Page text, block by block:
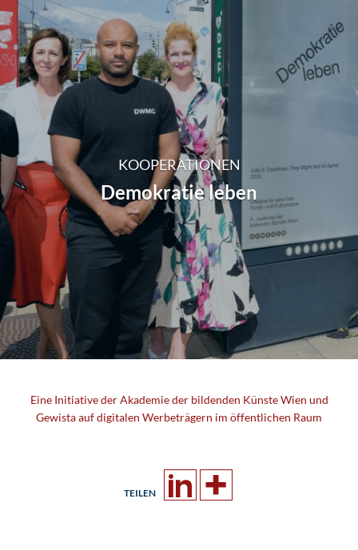
KOOPERATIONEN
Demokratie leben
Eine Initiative der Akademie der bildenden Künste Wien und
Gewista auf digitalen Werbeträgern im öffentlichen Raum
TEILEN